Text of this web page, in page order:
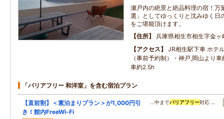
瀬戸内の絶景と絶品料理の宿！万
選」としてゆっくりと沈みゆく日
をご堪能頂けます。
住所
兵庫県相生市相生字金ヶ
アクセス
JR相生駅下車 ホテ
（事前予約制）・神戸,岡山より
車約2.5h
「バリアフリー 和洋室」を含む宿泊プラン
【直前割】＜素泊まりプラン＞が1,000円引
き！館内FreeWi-Fi
…中までバリアフリー対応 …